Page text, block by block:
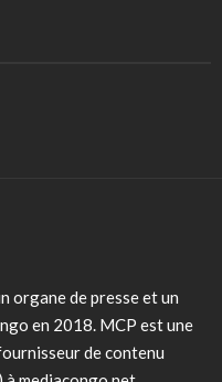
organe de presse et un
en 2018. MCP est une
de contenu